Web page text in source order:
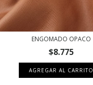
ENGOMADO OPACO
$8.775
AGREGAR AL CARRITO